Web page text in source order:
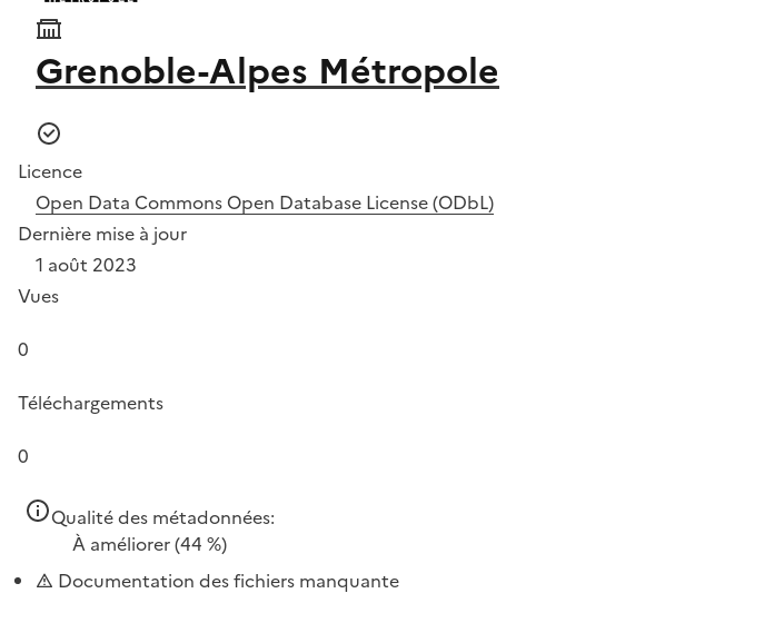
Grenoble-Alpes Métropole
Licence
Open Data Commons Open Database License (ODbL)
Dernière mise à jour
1 août 2023
Vues
0
Téléchargements
0
Qualité des métadonnées:
À améliorer(44 %)
Documentation des fichiers manquante